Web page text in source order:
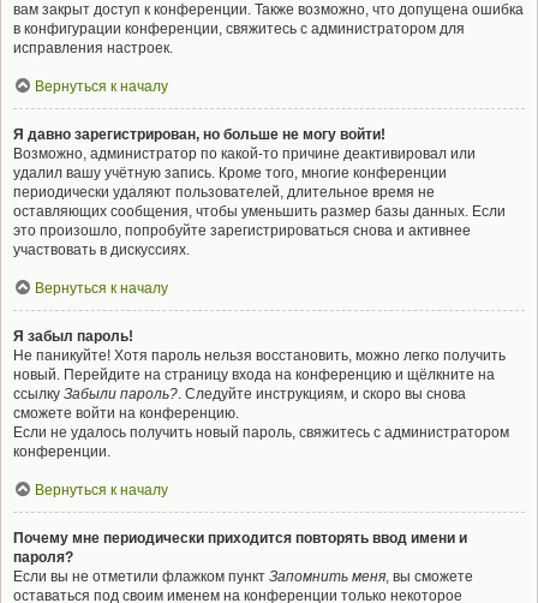
вам закрыт доступ к конференции. Также возможно, что допущена ошибка
в конфигурации конференции, свяжитесь с администратором для
исправления настроек.
Вернуться к началу
Я давно зарегистрирован, но больше не могу войти!
Возможно, администратор по какой-то причине деактивировал или
удалил вашу учётную запись. Кроме того, многие конференции
периодически удаляют пользователей, длительное время не
оставляющих сообщения, чтобы уменьшить размер базы данных. Если
это произошло, попробуйте зарегистрироваться снова и активнее
участвовать в дискуссиях.
Вернуться к началу
Я забыл пароль!
Не паникуйте! Хотя пароль нельзя восстановить, можно легко получить
новый. Перейдите на страницу входа на конференцию и щёлкните на
ссылку Забыли пароль?. Следуйте инструкциям, и скоро вы снова
сможете войти на конференцию.
Если не удалось получить новый пароль, свяжитесь с администратором
конференции.
Вернуться к началу
Почему мне периодически приходится повторять ввод имени и
пароля?
Если вы не отметили флажком пункт Запомнить меня, вы сможете
оставаться под своим именем на конференции только некоторое